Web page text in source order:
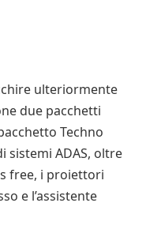
ulteriormente
due pacchetti
Techno
sistemi ADAS, oltre
free, i proiettori
e l’assistente